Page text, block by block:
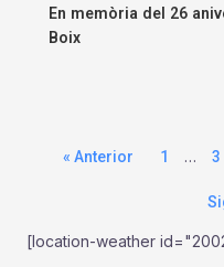
En memòria del 26
Boix
« Anterior 1 … 3
[location-weather